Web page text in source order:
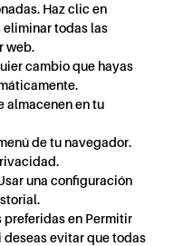
Haz clic en
eliminar todas las
web.
cambio que hayas
almacenen en tu
de tu navegador.
una configuración
preferidas en Permitir
deseas evitar que todas